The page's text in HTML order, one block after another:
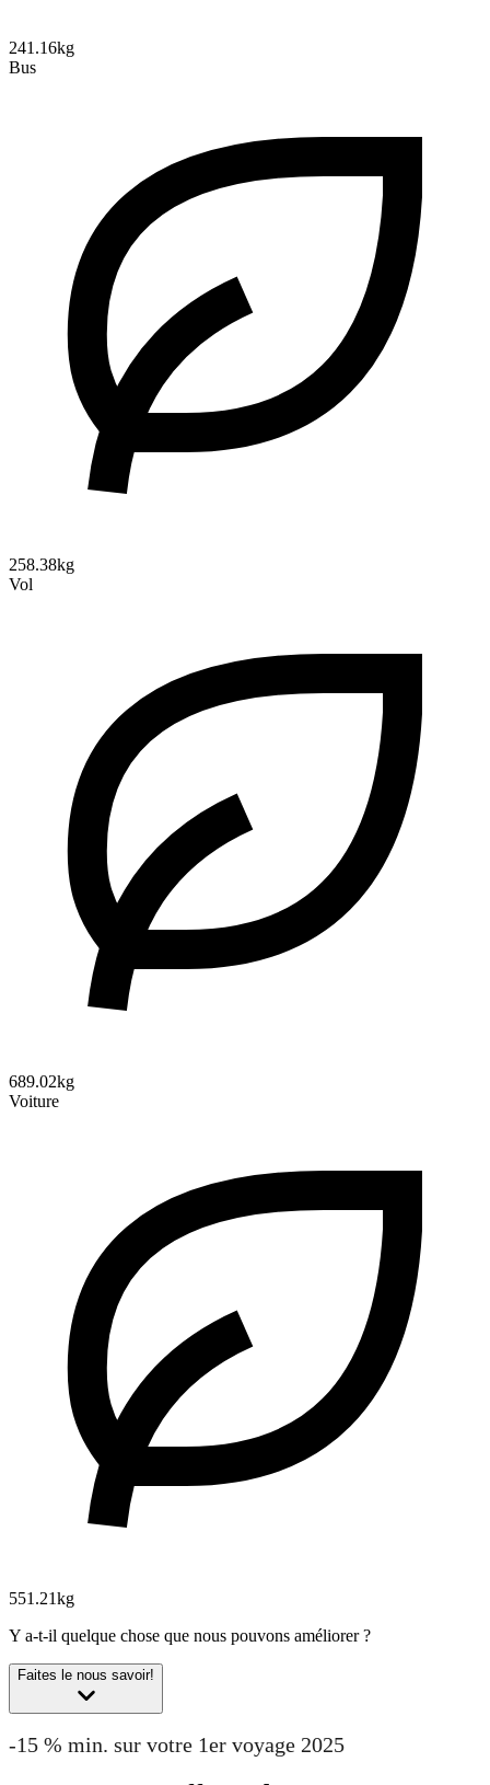
241.16kg
Bus
258.38kg
Vol
689.02kg
Voiture
551.21kg
Y a-t-il quelque chose que nous pouvons améliorer ?
Faites le nous savoir!
-15 % min. sur votre 1er voyage 2025